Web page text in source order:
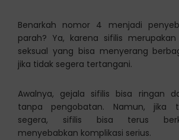
Benarkah nomor 4 menjadi
parah? Ya, karena sifilis
seksual yang bisa menyerang
jika tidak segera tertangani.
Awalnya, gejala sifilis bisa ringan
tanpa pengobatan. Namun, jika
segera, sifilis bisa terus
menyebabkan komplikasi serius.